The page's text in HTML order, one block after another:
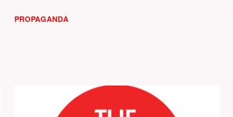
публицистИгорь Яковенко
PROPAGANDA